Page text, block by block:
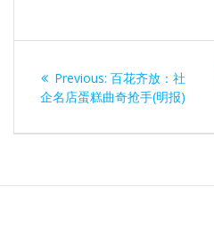
章
导
Previous: Previous
post:
百花齐放：社
企名店蛋糕曲奇抢手(明报)